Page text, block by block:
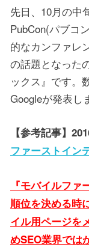
先日、10月の中
PubCon(パブコ
的なカンファレ
の話題となった
ックス』です。
Googleが発表し
【参考記事】
ファーストイン
『モバイルフ
順位を決める時
イル用ページを
めSEO業界では